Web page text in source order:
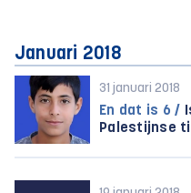
Januari 2018
31 januari 2018
En dat is 6 /
Palestijnse